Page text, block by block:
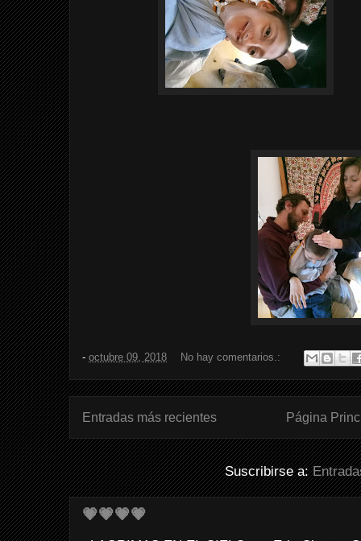
- octubre 09, 2018 No hay comentarios.:
Entradas más recientes Página
Suscribirse a:
💗💗💗💗